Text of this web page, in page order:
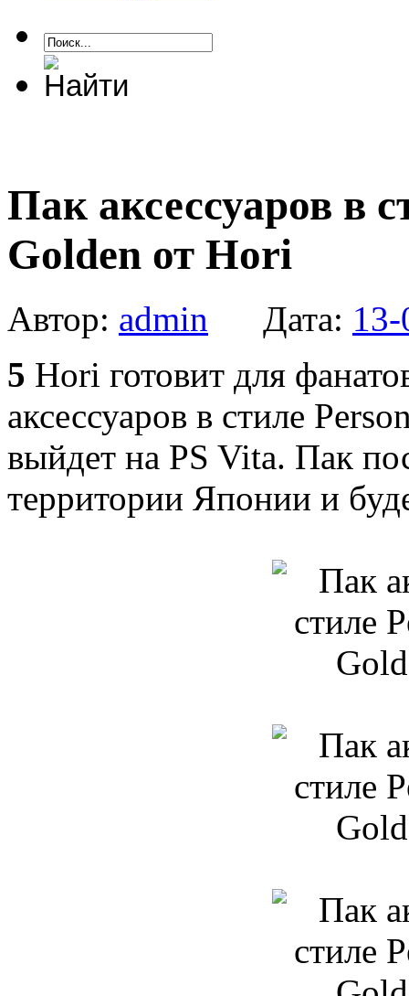
Пак аксессуаров в
Golden от Hori
Автор: admin Дата:
5 Hori готовит для
аксессуаров в стиле
выйдет на PS Vita. Пак
территории Японии и